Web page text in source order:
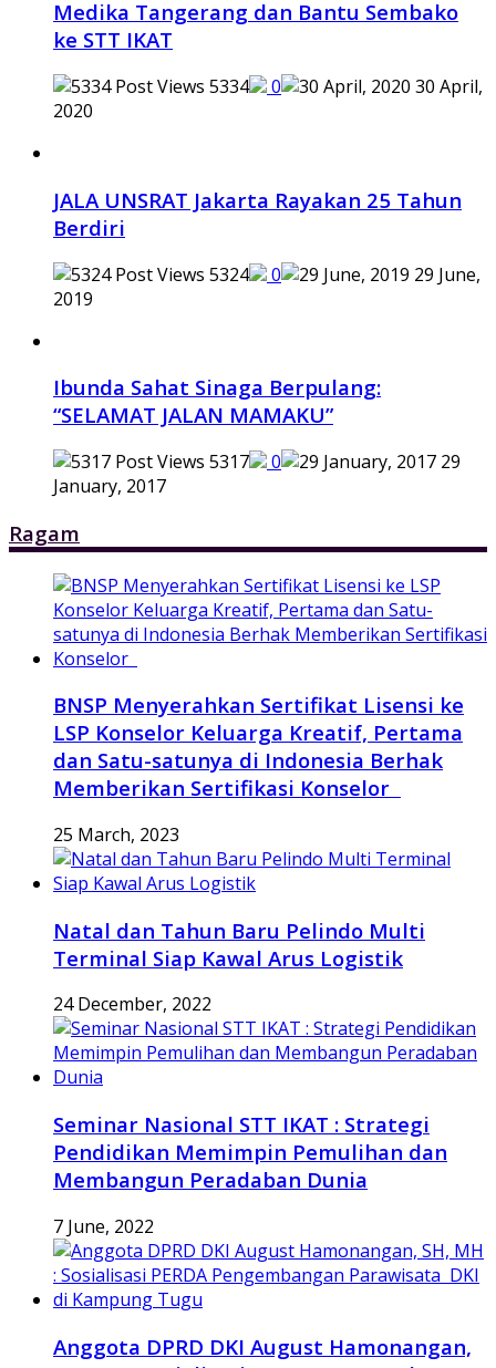
Medika Tangerang dan Bantu Sembako
ke STT IKAT
5334 0
30 April,
2020
JALA UNSRAT Jakarta Rayakan 25 Tahun
Berdiri
5324 0
29 June,
2019
Ibunda Sahat Sinaga Berpulang:
“SELAMAT JALAN MAMAKU”
5317 0
29
January, 2017
Ragam
BNSP Menyerahkan Sertifikat Lisensi ke
LSP Konselor Keluarga Kreatif, Pertama
dan Satu-satunya di Indonesia Berhak
Memberikan Sertifikasi Konselor
25 March, 2023
Natal dan Tahun Baru Pelindo Multi
Terminal Siap Kawal Arus Logistik
24 December, 2022
Seminar Nasional STT IKAT : Strategi
Pendidikan Memimpin Pemulihan dan
Membangun Peradaban Dunia
7 June, 2022
Anggota DPRD DKI August Hamonangan,